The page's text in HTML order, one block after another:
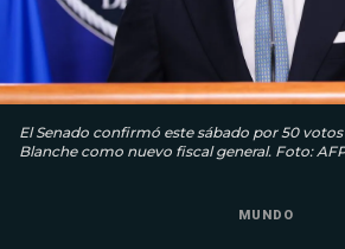
El Senado confirmó este sábado por 50
Blanche como nuevo fiscal general. Foto:
MUNDO